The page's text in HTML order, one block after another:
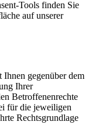
Tools finden Sie
auf unserer
Ihnen gegenüber dem
Ihrer
Betroffenenrechte
für die jeweiligen
Rechtsgrundlage